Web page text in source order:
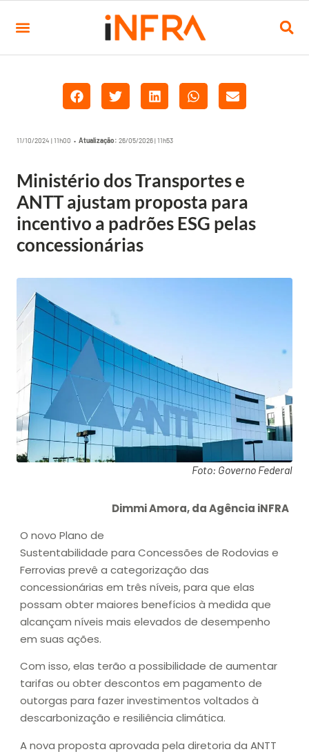
11/10/2024 | 11h00 • Atualização: 26/05/2026 | 11h53
Ministério dos Transportes e
ANTT ajustam proposta para
incentivo a padrões ESG pelas
concessionárias
Foto: Governo Federal
Dimmi Amora, da Agência iNFRA
O novo Plano de
Sustentabilidade para Concessões de Rodovias e
Ferrovias prevê a categorização das
concessionárias em três níveis, para que elas
possam obter maiores benefícios à medida que
alcançam níveis mais elevados de desempenho
em suas ações.
Com isso, elas terão a possibilidade de aumentar
tarifas ou obter descontos em pagamento de
outorgas para fazer investimentos voltados à
descarbonização e resiliência climática.
A nova proposta aprovada pela diretoria da ANTT